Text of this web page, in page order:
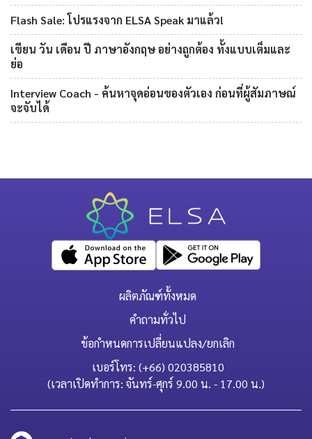
Flash Sale: โปรแรงจาก ELSA Speak มาแล้ว!
เขียน วัน เดือน ปี ภาษาอังกฤษ อย่างถูกต้อง ทั้งแบบเต็มและ
ย่อ
Interview Coach - ค้นหาจุดอ่อนของตัวเอง ก่อนที่ผู้สัมภาษณ์
จะจับได้
ผลิตภัณฑ์ทั้งหมด
คำถามทั่วไป
ข้อกำหนดการเปลี่ยนแปลง/ยกเลิก
เบอร์โทร: (+66) 020385810
(เวลาเปิดทำการ: จันทร์-ศุกร์ 9.00 น. - 17.00 น.)